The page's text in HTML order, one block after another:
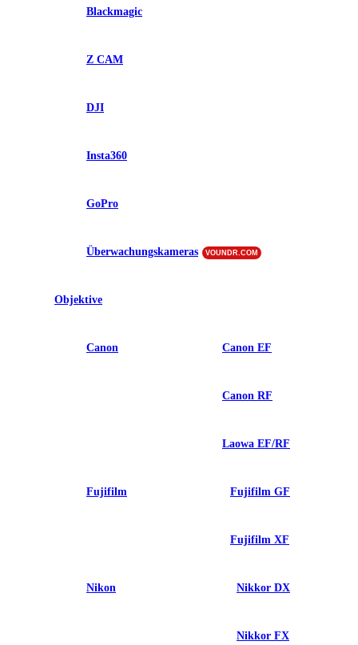
Blackmagic
Z CAM
DJI
Insta360
GoPro
Überwachungskameras VOUNDR.COM
Objektive
Canon Canon EF
Canon RF
Laowa EF/RF
Fujifilm Fujifilm GF
Fujifilm XF
Nikon Nikkor DX
Nikkor FX